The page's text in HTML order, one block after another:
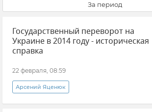
За период
Государственный переворот на
Украине в 2014 году - историческая
справка
22 февраля, 08:59
Арсений Яценюк
10 лет госперевороту на Украине Майдан